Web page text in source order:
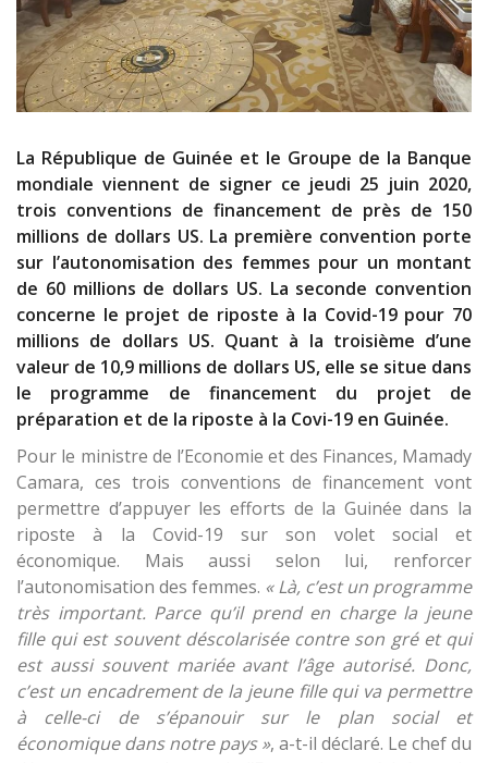
La République de Guinée et le Groupe de la Banque
mondiale viennent de signer ce jeudi 25 juin 2020,
trois conventions de financement de près de 150
millions de dollars US. La première convention porte
sur l’autonomisation des femmes pour un montant
de 60 millions de dollars US. La seconde convention
concerne le projet de riposte à la Covid-19 pour 70
millions de dollars US. Quant à la troisième d’une
valeur de 10,9 millions de dollars US, elle se situe dans
le programme de financement du projet de
préparation et de la riposte à la Covi-19 en Guinée.
Pour le ministre de l’Economie et des Finances, Mamady
Camara, ces trois conventions de financement vont
permettre d’appuyer les efforts de la Guinée dans la
riposte à la Covid-19 sur son volet social et
économique. Mais aussi selon lui, renforcer
l’autonomisation des femmes. « Là, c’est un programme
très important. Parce qu’il prend en charge la jeune
fille qui est souvent déscolarisée contre son gré et qui
est aussi souvent mariée avant l’âge autorisé. Donc,
c’est un encadrement de la jeune fille qui va permettre
à celle-ci de s’épanouir sur le plan social et
économique dans notre pays », a-t-il déclaré. Le chef du